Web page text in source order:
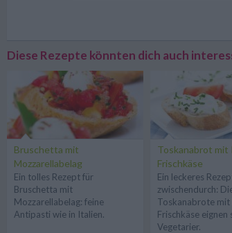
Diese Rezepte könnten dich auch
Bruschetta mit
Mozzarellabelag
Ein tolles Rezept für
Bruschetta mit
Mozzarellabelag: feine
Antipasti wie in Italien.
Toskanabrot mit
Frischkäse
Ein leckeres
zwischendurch:
Toskanabrote mit
Frischkäse eignen
Vegetarier.